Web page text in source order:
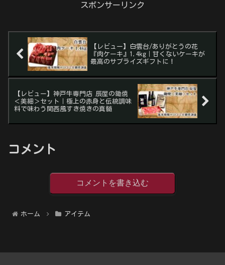
スポンサーリンク
【レビュー】白雲台/ありがとうの花
『肉ケーキ』1.4kg｜甘くないケーキが
最高のサプライズギフトに！
【レビュー】神戸牛専門店 辰屋の鋤焼
＜美細＞セット｜極上の赤身と伝統調味
料で味わう関西風すき焼きの真髄
コメント
コメントを書き込む
ホーム アイテム